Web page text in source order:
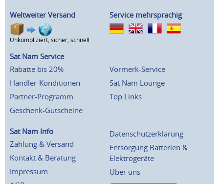
Weltweiter Versand
Unkompliziert, sicher, schnell
Service mehrsprachig
Sat Nam Service
Rabatte bis 20%
Händler-Konditionen
Partner-Programm
Geschenk-Gutscheine
Vormerk-Service
Sat Nam Lounge
Top Links
Sat Nam Info
Zahlung & Versand
Kontakt & Beratung
Impressum
Datenschutzerklärung
Entsorgung Batterien &
Elektrogeräte
Über uns